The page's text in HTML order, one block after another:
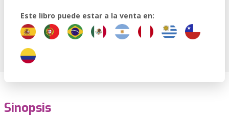
Este libro puede estar a la venta en:
Sinopsis